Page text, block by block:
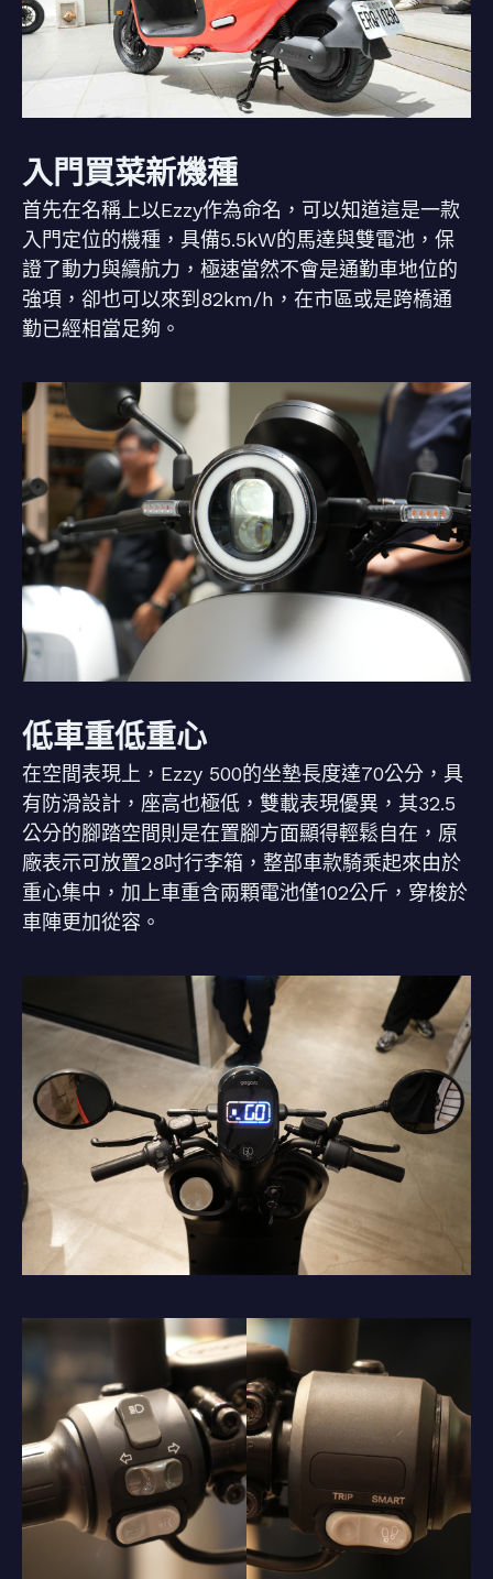
入門買菜新機種
首先在名稱上以Ezzy作為命名，可以知道這是一款
入門定位的機種，具備5.5kW的馬達與雙電池，保
證了動力與續航力，極速當然不會是通勤車地位的
強項，卻也可以來到82km/h，在市區或是跨橋通
勤已經相當足夠。
低車重低重心
在空間表現上，Ezzy 500的坐墊長度達70公分，具
有防滑設計，座高也極低，雙載表現優異，其32.5
公分的腳踏空間則是在置腳方面顯得輕鬆自在，原
廠表示可放置28吋行李箱，整部車款騎乘起來由於
重心集中，加上車重含兩顆電池僅102公斤，穿梭於
車陣更加從容。